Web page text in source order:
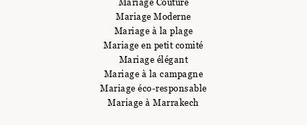
Mariage Couture
Mariage Moderne
Mariage à la plage
Mariage en petit comité
Mariage élégant
Mariage à la campagne
Mariage éco-responsable
Mariage à Marrakech